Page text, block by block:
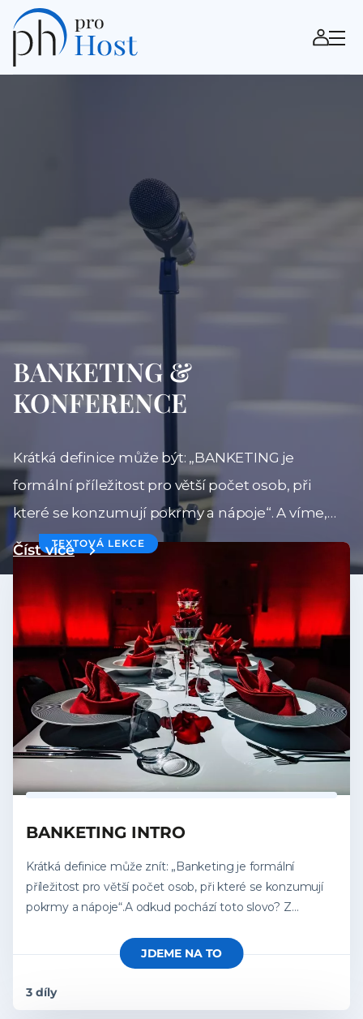
BANKETING &
KONFERENCE
Krátká definice může být: „BANKETING je
formální příležitost pro větší počet osob, při
které se konzumují pokrmy a nápoje“. A víme,
odkud pochází toto slovo? Kdysi se sedělo na
jednoduchých lavicích, ve francouzštině „le
banc“ a proto banket nebo banketing. Samotný
pojem BANKET znamená už spíše slavnostní
hostinu.
Číst víceTEXTOVÁ LEKCE
BANKETING INTRO
Krátká definice může znít: „Banketing je formální
příležitost pro větší počet osob, při které se konzumují
pokrmy a nápoje“.A odkud pochází toto slovo? Z
ve francouzštině „le banc“ znamená lavice, a proto
banket nebo banketing. Samotný pojem banket
znamená už spíše slavnostní hostinu. Pod banketing v
současnosti spadá mnoho různých událostí a akcí, často
JDEME NA TO
3 díly